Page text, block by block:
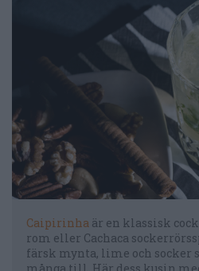
Caipirinha är en klassisk
rom eller Cachaca
färsk mynta, lime och socker